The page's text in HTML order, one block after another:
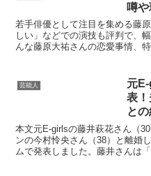
噂
若手俳優として注目を集める藤
しい」などでの演技も評判で、
んな藤原大祐さんの恋愛事情、
芸能人
元
表
と
本文元E-girlsの藤井萩花さん（
ンの今村怜央さん（38）と離婚
ムで発表しました。藤井さんは